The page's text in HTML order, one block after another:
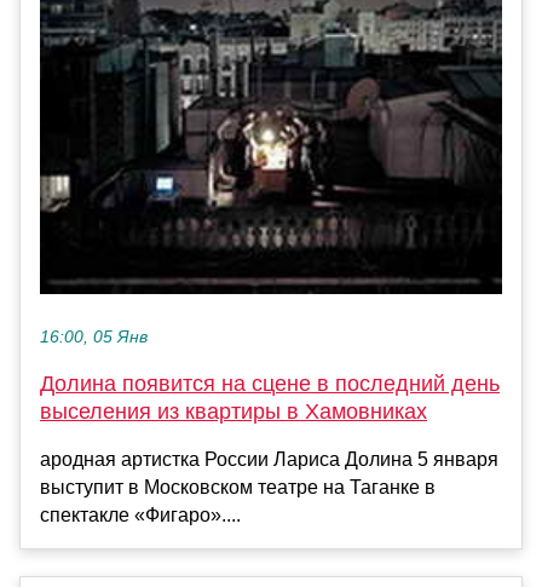
16:00, 05 Янв
Долина появится на сцене в последний день
выселения из квартиры в Хамовниках
ародная артистка России Лариса Долина 5 января
выступит в Московском театре на Таганке в
спектакле «Фигаро»....